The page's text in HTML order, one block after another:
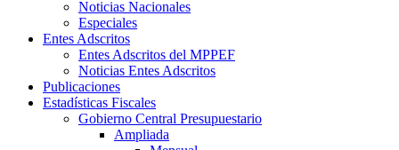
Noticias Nacionales
Especiales
Entes Adscritos
Entes Adscritos del MPPEF
Noticias Entes Adscritos
Publicaciones
Estadísticas Fiscales
Gobierno Central Presupuestario
Ampliada